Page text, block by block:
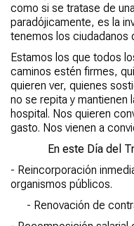
como si se tratase de
paradójicamente, es la
tenemos los ciudadanos
Estamos los que todos
caminos estén firmes,
quieren ver, quienes
no se repita y mantienen
hospital. Nos quieren
gasto. Nos vienen a
En este Día del
- Reincorporación
organismos públicos.
- Renovación de